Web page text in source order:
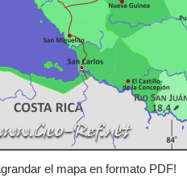
el mapa en formato PDF!